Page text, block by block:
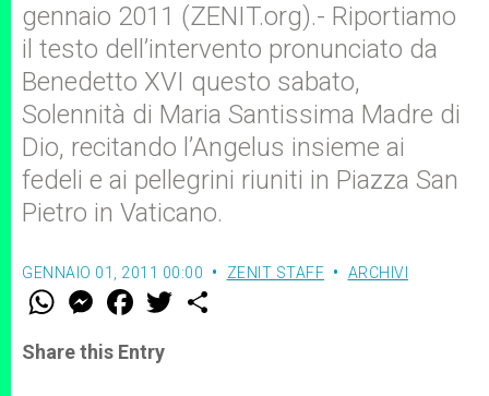
gennaio 2011 (ZENIT.org).- Riportiamo
il testo dell’intervento pronunciato da
Benedetto XVI questo sabato,
Solennità di Maria Santissima Madre di
Dio, recitando l’Angelus insieme ai
fedeli e ai pellegrini riuniti in Piazza San
Pietro in Vaticano.
GENNAIO 01, 2011 00:00 ZENIT STAFF ARCHIVI
W
t
s
M
e
s
e
F
a
e
b
w
Share this Entry